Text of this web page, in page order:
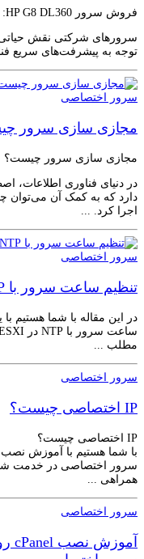
فروش سرور HP G8 DL360: انتخابی مناسب برای نیازهای کسب‌وکار شما
سرورهای شرکتی نقش حیاتی
توجه به پیشرفت‌های سریع
سرور اختصاصی
مجازی سازی سرور
مجازی سازی سرور چیست؟
در دنیای فناوری اطلاعات،
دارد که به کمک آن می‌توان
اجرا کرد. ...
سرور اختصاصی
تنظیم ساعت سرور با NTP در ESXI و vSphere Web Client
در این مقاله با شما هستیم
مطلب ...
سرور اختصاصی
IP اختصاصی چیست؟
IP اختصاصی چیست؟
سرور اختصاصی در خدمت شما
همراهی ...
سرور اختصاصی